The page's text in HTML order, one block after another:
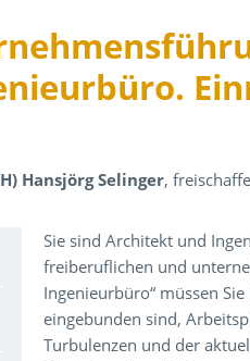
Hansjörg Selinger,
Über den Inhalt
Sie sind Architekt und
freiberuflichen und
Ingenieurbüro“ müssen
eingebunden sind,
Turbulenzen und der